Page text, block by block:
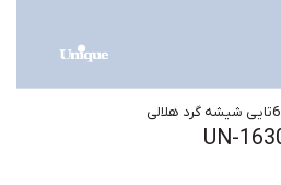
UN-